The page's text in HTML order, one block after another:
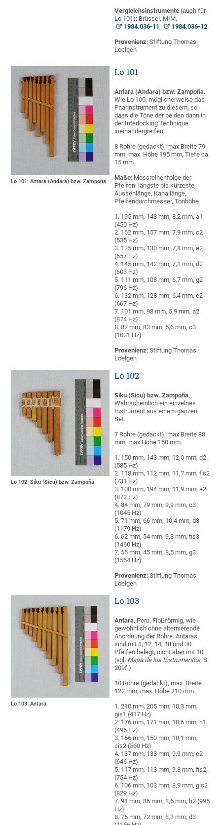
Vergleichsinstrumente (auch für
Lo 101): Brüssel, MIM,
1984.036-11; 1984.036-12.
Provenienz: Stiftung Thomas
Loelgen
Lo 101: Antara (Andara) bzw. Zampoña
Lo 101
Antara (Andara) bzw. Zampoña.
Wie Lo 100, möglicherweise das
Paarinstrument zu diesem, so
dass die Töne der beiden dann in
der Interlocking Technique
ineinandergreifen.
8 Rohre (gedackt), max.Breite 79
mm, max. Höhe 195 mm, Tiefe ca.
15 mm.
Maße: Messreihenfolge der
Pfeifen: längste bis kürzeste,
Aussenlänge, Kanallänge,
Pfeifendurchmesser, Tonhöhe
1. 195 mm, 143 mm, 8,2 mm, a1
(450 Hz)
2. 162 mm, 157 mm, 7,9 mm, c2
(535 Hz)
3. 135 mm, 130 mm, 7,8 mm, e2
(657 Hz)
4. 145 mm, 142 mm, 7,1 mm, d2
(603 Hz)
5. 111 mm, 108 mm, 6,7 mm, g2
(796 Hz)
6. 132 mm, 128 mm, 6,4 mm, e2
(667 Hz)
7. 101 mm, 98 mm, 5,9 mm, a2
(874 Hz)
8. 87 mm, 83 mm, 5,6 mm, c3
(1021 Hz)
Provenienz: Stiftung Thomas
Loelgen
Lo 102: Siku (Sicu) bzw. Zampoña
Lo 102
Siku (Sicu) bzw. Zampoña.
Wahrscheinlich ein einzelnes
Instrument aus einem ganzen
Set.
7 Rohre (gedackt), max Breite 88
mm, max Höhe 150 mm.
1. 150 mm, 143 mm, 12,0 mm, d2
(585 Hz)
2. 118 mm, 112 mm, 11,7 mm, fis2
(731 Hz)
3. 100 mm, 194 mm, 11,9 mm, a2
(872 Hz)
4. 84 mm, 79 mm, 9,9 mm, c3
(1045 Hz)
5. 71 mm, 66 mm, 10,4 mm, d3
(1179 Hz)
6. 62 mm, 54 mm, 9,3 mm, fis3
(1460 Hz)
7. 55 mm, 45 mm, 8,5 mm, g3
(1554 Hz)
Provenienz: Stiftung Thomas
Loelgen
Lo 103: Antara
Lo 103
Antara, Peru. Floßförmig, wie
gewöhnlich ohne alternierende
Anordnung der Rohre. Antaras
sind mit 8, 12, 14, 18 und 30
Pfeifen belegt, nicht aber mit 10
(vgl. Mapa de los Instrumentos, S.
209f.)
10 Rohre (gedackt), max. Breite
122 mm, max. Höhe 210 mm.
1. 210 mm, 205 mm, 10,3 mm,
gis1 (417 Hz)
2. 176 mm, 171 mm, 10,6 mm, h1
(496 Hz)
3. 156 mm, 150 mm, 10,1 mm,
cis2 (560 Hz)
4. 137 mm, 133 mm, 9,9 mm, e2
(646 Hz)
5. 117 mm, 113 mm, 9,3 mm, fis2
(754 Hz)
6. 106 mm, 103 mm, 8,9 mm, gis2
(829 Hz)
7. 91 mm, 86 mm, 8,6 mm, h2 (995
Hz)
8. 75 mm, 72 mm, 8,3 mm, d3